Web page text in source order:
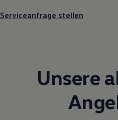
Zubehör
Wallbox und
Digitale Extras
Dienste für Ihr
Volkswagen
Handy und
Updates für
Serviceanfrage stellen
Unsere